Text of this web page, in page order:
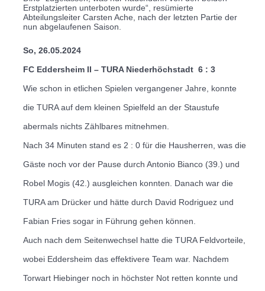
Erstplatzierten unterboten wurde“, resümierte
Abteilungsleiter Carsten Ache, nach der letzten Partie der
nun abgelaufenen Saison.
So, 26.05.2024
FC Eddersheim II – TURA Niederhöchstadt 6 : 3
Wie schon in etlichen Spielen vergangener Jahre, konnte
die TURA auf dem kleinen Spielfeld an der Staustufe
abermals nichts Zählbares mitnehmen.
Nach 34 Minuten stand es 2 : 0 für die Hausherren, was die
Gäste noch vor der Pause durch Antonio Bianco (39.) und
Robel Mogis (42.) ausgleichen konnten. Danach war die
TURA am Drücker und hätte durch David Rodriguez und
Fabian Fries sogar in Führung gehen können.
Auch nach dem Seitenwechsel hatte die TURA Feldvorteile,
wobei Eddersheim das effektivere Team war. Nachdem
Torwart Hiebinger noch in höchster Not retten konnte und